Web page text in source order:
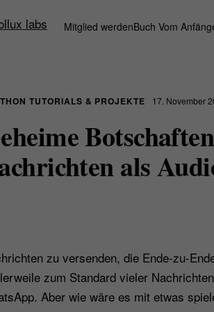
Mitglied werdenBuch Vom
TUTORIALS & PROJEKTE 17. November
als
zu versenden, die Ende-zu-
zum Standard vieler
Aber wie wäre es mit etwas